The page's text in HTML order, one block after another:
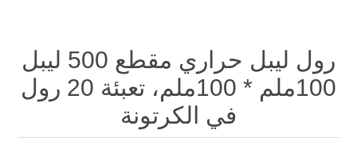
رول ليبل حراري مقطع 500 ليبل
100ملم * 100ملم، تعبئة 20 رول
في الكرتونة